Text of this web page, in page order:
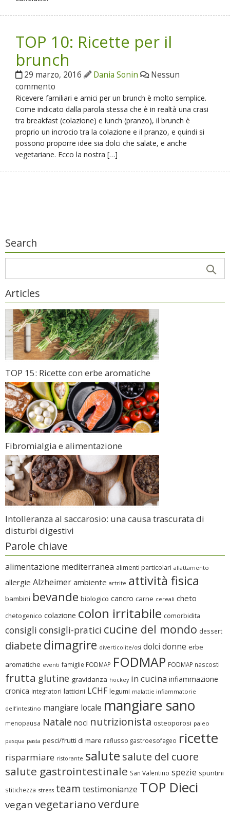
TOP 10: Ricette per il
brunch
29 marzo, 2016 Dania Sonin
Nessun
commento
Ricevere familiari e amici per un brunch è molto semplice.
Come indicato dalla parola stessa che è in realtà una crasi
tra breakfast (colazione) e lunch (pranzo), il brunch è
proprio un incrocio tra la colazione e il pranzo, e quindi si
possono proporre idee sia dolci che salate, e anche
vegetariane. Ecco la nostra […]
Search
Articles
TOP 15: Ricette con erbe aromatiche
Fibromialgia e alimentazione
Intolleranza al saccarosio: una causa trascurata di
disturbi digestivi
Parole chiave
alimentazione mediterranea alimenti particolari allattamento
allergie Alzheimer ambiente artrite attività fisica
bambini bevande biologico cancro carne cereali cheto
chetogenico colazione colon irritabile comorbidita
consigli consigli-pratici cucine del mondo dessert
diabete dimagrire diverticolite/osi dolci donne erbe
aromatiche eventi famiglie FODMAP FODMAP FODMAP nascosti
frutta glutine gravidanza hockey in cucina infiammazione
cronica integratori latticini LCHF legumi malattie infiammatorie
dell’intestino mangiare locale mangiare sano
menopausa Natale noci nutrizionista osteoporosi paleo
pasqua pasta pesci/frutti di mare reflusso gastroesofageo ricette
risparmiare ristorante salute salute del cuore
salute gastrointestinale San Valentino spezie spuntini
stitichezza stress team testimonianze TOP Dieci
vegan vegetarianoverdure